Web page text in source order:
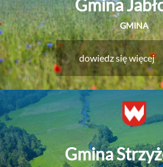
Gmina
GMINA
dowiedz się więcej
Gmina